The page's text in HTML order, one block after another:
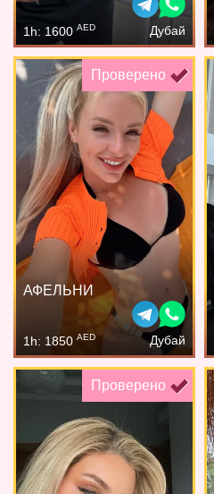
1h: 1600 AED Дубай
Проверено
АФЕЛЬНИ
1h: 1850 AED Дубай
Проверено